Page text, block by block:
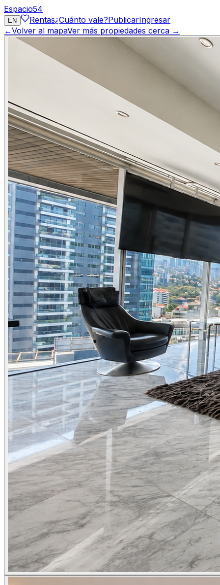
Espacio54
EN Rentas¿Cuánto vale?PublicarIngresar
←Volver al mapaVer más propiedades cerca →